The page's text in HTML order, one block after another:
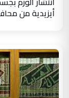
أيزيدية من